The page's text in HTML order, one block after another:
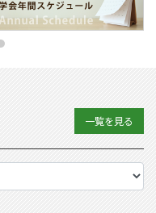
一覧を見る